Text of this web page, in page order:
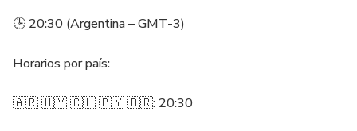
🕒 20:30 (Argentina – GMT-3)
Horarios por país:
🇦🇷 🇺🇾 🇨🇱 🇵🇾 🇧🇷: 20:30